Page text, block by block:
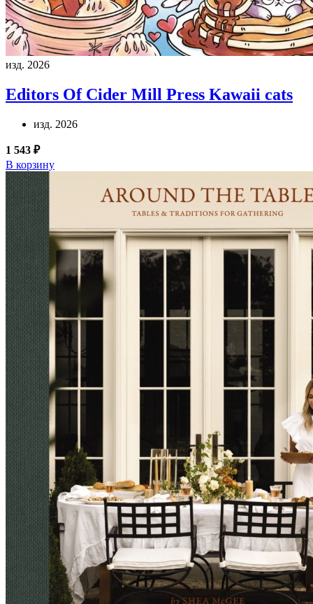
изд. 2026
Editors Of Cider Mill Press Kawaii cats
изд. 2026
1 543 ₽
В корзину